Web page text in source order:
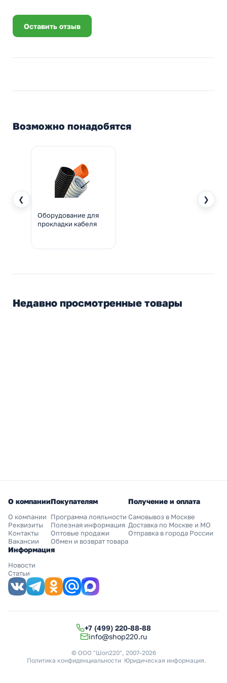
Оставить отзыв
Возможно понадобятся
❮ ❯
Оборудование для
прокладки кабеля
Недавно просмотренные товары
О компании
О компании
Реквизиты
Контакты
Вакансии
Покупателям
Программа лояльности
Полезная информация
Оптовые продажи
Обмен и возврат товара
Получение и оплата
Самовывоз в Москве
Доставка по Москве и МО
Отправка в города России
Информация
Новости
Статьи
+7 (499) 220-88-88
info@shop220.ru
© ООО "Шоп220", 2007-2026
Политика конфиденциальности Юридическая информация.